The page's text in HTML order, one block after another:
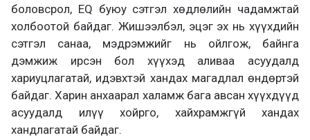
боловсрол, EQ буюу сэтгэл хөдлөлийн чадамжтай
холбоотой байдаг. Жишээлбэл, эцэг эх нь хүүхдийн
сэтгэл санаа, мэдрэмжийг нь ойлгож, байнга
дэмжиж ирсэн бол хүүхэд аливаа асуудалд
хариуцлагатай, идэвхтэй хандах магадлал өндөртэй
байдаг. Харин анхаарал халамж бага авсан хүүхдүүд
асуудалд илүү хойрго, хайхрамжгүй хандах
хандлагатай байдаг.